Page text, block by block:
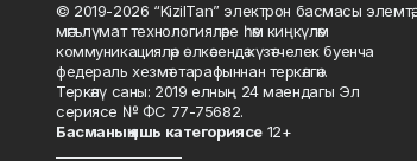
© 2019-2026 “KizilTan” электрон басмасы элемтә,
мәгълүмат технологияләре һәм киңкүләм
коммуникацияләр өлкәсендә күзәтчелек буенча
федераль хезмәт тарафыннан теркәлгән.
Теркәлү саны: 2019 елның 24 маендагы Эл
сериясе № ФС 77-75682.
Басманың яшь категориясе12+